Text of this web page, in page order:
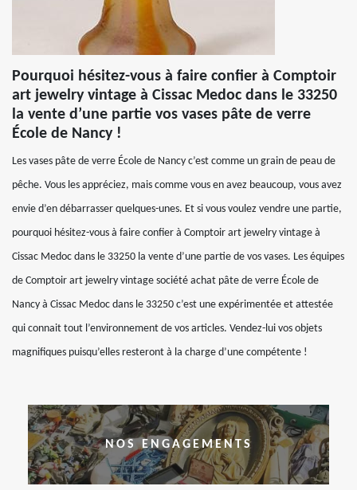
Pourquoi hésitez-vous à faire confier à Comptoir
art jewelry vintage à Cissac Medoc dans le 33250
la vente d’une partie vos vases pâte de verre
École de Nancy !
Les vases pâte de verre École de Nancy c’est comme un grain de peau de
pêche. Vous les appréciez, mais comme vous en avez beaucoup, vous avez
envie d’en débarrasser quelques-unes. Et si vous voulez vendre une partie,
pourquoi hésitez-vous à faire confier à Comptoir art jewelry vintage à
Cissac Medoc dans le 33250 la vente d’une partie de vos vases. Les équipes
de Comptoir art jewelry vintage société achat pâte de verre École de
Nancy à Cissac Medoc dans le 33250 c’est une expérimentée et attestée
qui connait tout l’environnement de vos articles. Vendez-lui vos objets
magnifiques puisqu’elles resteront à la charge d’une compétente !
NOS ENGAGEMENTS